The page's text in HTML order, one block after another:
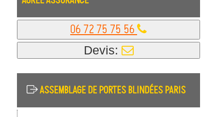
06 72 75 75 56
Devis:
ASSEMBLAGE DE PORTES BLINDÉES PARIS